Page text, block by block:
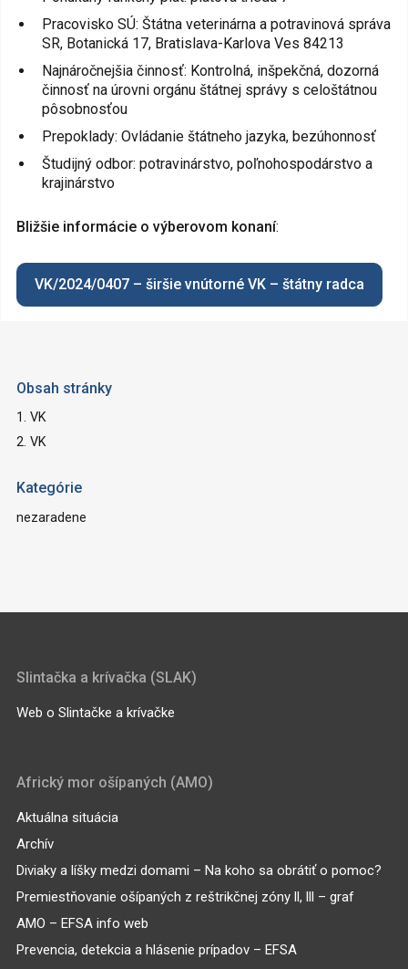
Pracovisko SÚ: Štátna veterinárna a potravinová správa
SR, Botanická 17, Bratislava-Karlova Ves 84213
Najnáročnejšia činnosť: Kontrolná, inšpekčná, dozorná
činnosť na úrovni orgánu štátnej správy s celoštátnou
pôsobnosťou
Prepoklady: Ovládanie štátneho jazyka, bezúhonnosť
Študijný odbor: potravinárstvo, poľnohospodárstvo a
krajinárstvo
Bližšie informácie o výberovom konaní:
VK/2024/0407 – širšie vnútorné VK – štátny radca
Obsah stránky
1. VK
2. VK
Kategórie
nezaradene
Slintačka a krívačka (SLAK)
Web o Slintačke a krívačke
Africký mor ošípaných (AMO)
Aktuálna situácia
Archív
Diviaky a líšky medzi domami – Na koho sa obrátiť o pomoc?
Premiestňovanie ošípaných z reštrikčnej zóny ll, lll – graf
AMO – EFSA info web
Prevencia, detekcia a hlásenie prípadov – EFSA